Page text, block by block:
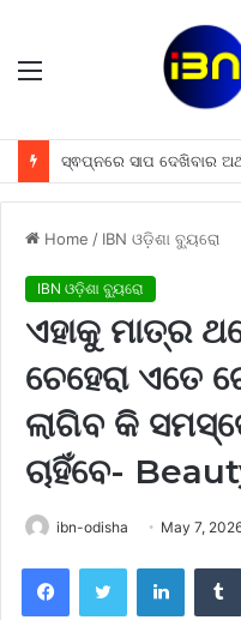
Menu
ସ୍ଵପ୍ନରେ ସାପ ଦେଖିବାର
Home / IBN ଓଡ଼ିଶା ବ୍ୟୁରୋ
IBN ଓଡ଼ିଶା ବ୍ୟୁରୋ
ଏହାକୁ ମାତ୍ର
ଚେହେରା ଏତେ
ଲାଗିବ କି
ଚାହିଁବେ-
ibn-odisha May 7,
FacebookTwitter LinkedIn